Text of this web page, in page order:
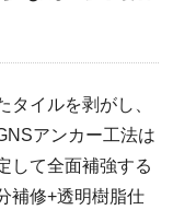
タイルを剥がし、
アンカー工法は
して全面補強する
補修+透明樹脂仕